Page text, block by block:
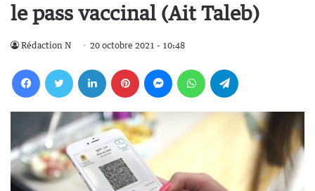
le pass vaccinal (Ait Taleb)
Rédaction N 20 octobre 2021 - 10:48